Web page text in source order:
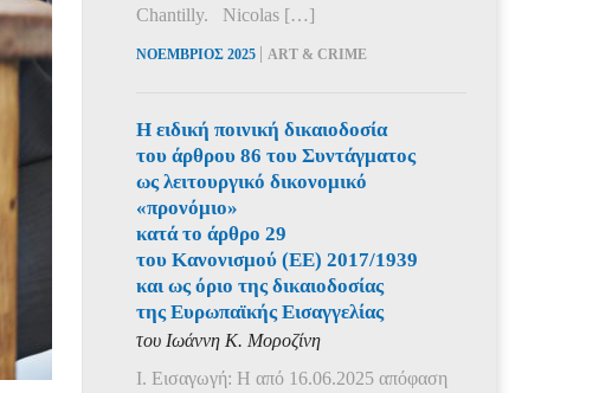
Chantilly. Nicolas […]
ΝΟΕΜΒΡΙΟΣ 2025 | ART & CRIME
Η ειδική ποινική δικαιοδοσία
του άρθρου 86 του Συντάγματος
ως λειτουργικό δικονομικό
«προνόμιο»
κατά το άρθρο 29
του Κανονισμού (ΕΕ) 2017/1939
και ως όριο της δικαιοδοσίας
της Ευρωπαϊκής Εισαγγελίας
του Ιωάννη Κ. Μοροζίνη
Ι. Εισαγωγή: Η από 16.06.2025 απόφαση